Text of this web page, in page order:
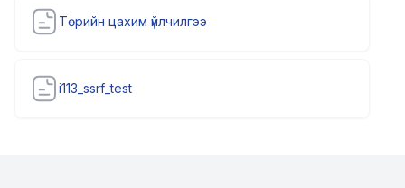
Төрийн цахим үйлчилгээ
i113_ssrf_test